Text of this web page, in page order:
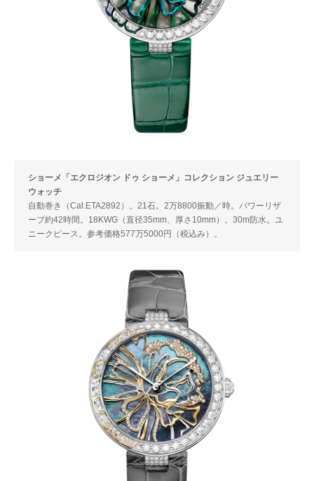
ショーメ「エクロジオン ドゥ ショーメ」コレクション ジュエリー
ウォッチ
自動巻き（Cal.ETA2892）。21石。2万8800振動／時。パワーリザ
ーブ約42時間。18KWG（直径35mm、厚さ10mm）。30m防水。ユ
ニークピース。参考価格577万5000円（税込み）。